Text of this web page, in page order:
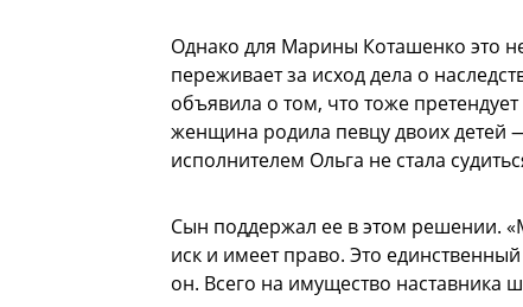
Однако для Марины Коташенко это
переживает за исход дела о
объявила о том, что тоже
женщина родила певцу двоих детей
исполнителем Ольга не стала
Сын поддержал ее в этом решении.
иск и имеет право. Это
он. Всего на имущество наставника